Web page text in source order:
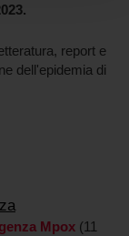
report e
dell'epidemia di
Mpox (11